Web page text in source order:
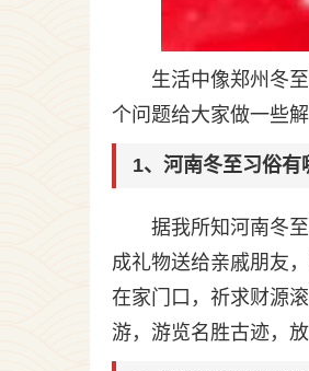
生活中像郑州冬
个问题给大家做一些解
1、河南冬至习俗有
据我所知河南冬
成礼物送给亲戚朋友
在家门口，祈求财源
游，游览名胜古迹，